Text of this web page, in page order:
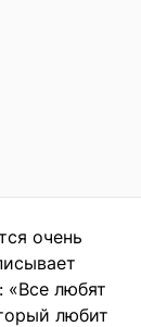
очень
«Все любят
любит